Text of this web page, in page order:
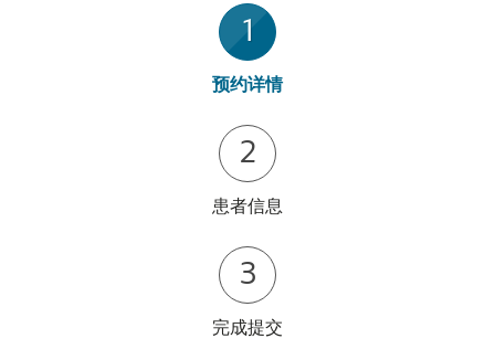
1
预约详情
2
患者信息
3
完成提交